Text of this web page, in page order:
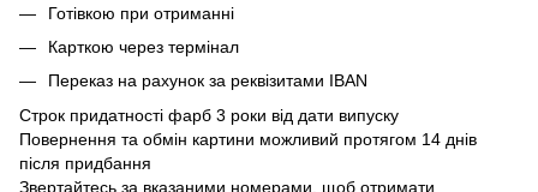
Готівкою при отриманні
Карткою через термінал
Переказ на рахунок за реквізитами IBAN
Строк придатності фарб 3 роки від дати випуску
Повернення та обмін картини можливий протягом 14 днів
після придбання
Звертайтесь за вказаними номерами, щоб отримати